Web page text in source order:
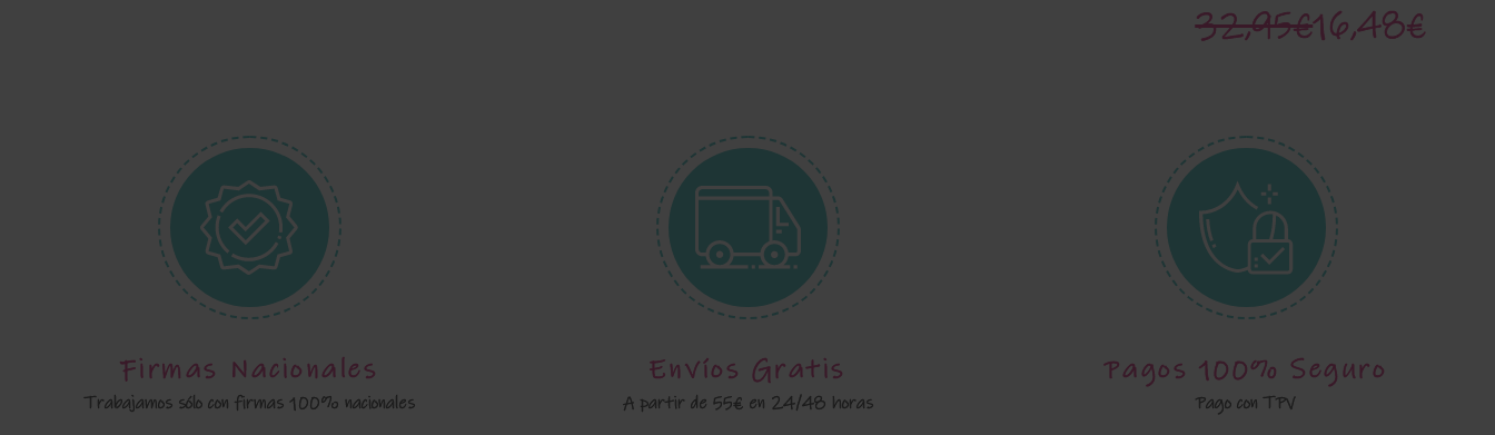
32,95€16,48€
Firmas Nacionales
Trabajamos sólo con firmas 100% nacionales
Envíos Gratis
A partir de 55€ en 24/48 horas
Pagos 100% Seguro
Pago con TPV